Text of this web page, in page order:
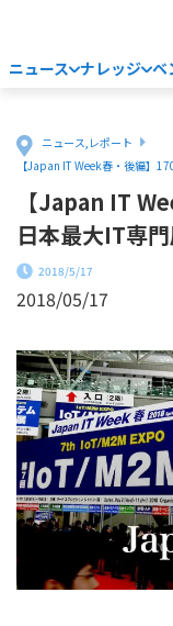
ニュース ナレッジ ベ
Home
ニュース レポート
【Japan IT Week春・後編】
【Japan IT
日本最大IT専
2018/5/17
2018/05/17